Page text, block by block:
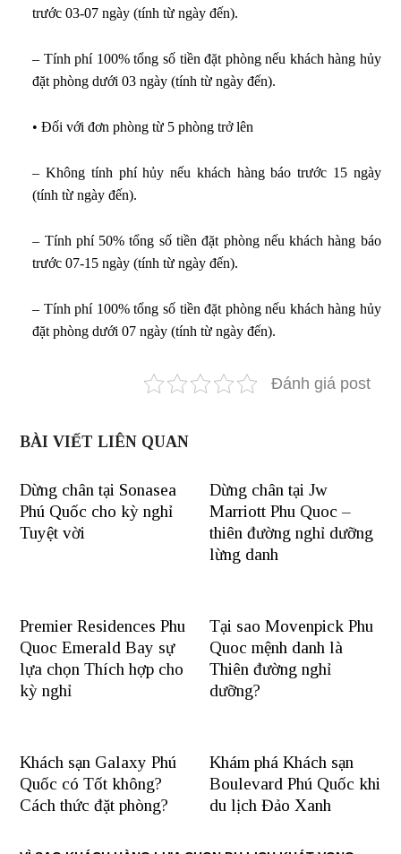
trước 03-07 ngày (tính từ ngày đến).
– Tính phí 100% tổng số tiền đặt phòng nếu khách hàng hủy
đặt phòng dưới 03 ngày (tính từ ngày đến).
• Đối với đơn phòng từ 5 phòng trở lên
– Không tính phí hủy nếu khách hàng báo trước 15 ngày
(tính từ ngày đến).
– Tính phí 50% tổng số tiền đặt phòng nếu khách hàng báo
trước 07-15 ngày (tính từ ngày đến).
– Tính phí 100% tổng số tiền đặt phòng nếu khách hàng hủy
đặt phòng dưới 07 ngày (tính từ ngày đến).
Đánh giá post
BÀI VIẾT LIÊN QUAN
Dừng chân tại Sonasea
Phú Quốc cho kỳ nghỉ
Tuyệt vời
Dừng chân tại Jw
Marriott Phu Quoc –
thiên đường nghỉ dưỡng
lừng danh
Premier Residences Phu
Quoc Emerald Bay sự
lựa chọn Thích hợp cho
kỳ nghỉ
Tại sao Movenpick Phu
Quoc mệnh danh là
Thiên đường nghỉ
dưỡng?
Khách sạn Galaxy Phú
Quốc có Tốt không?
Cách thức đặt phòng?
Khám phá Khách sạn
Boulevard Phú Quốc khi
du lịch Đảo Xanh